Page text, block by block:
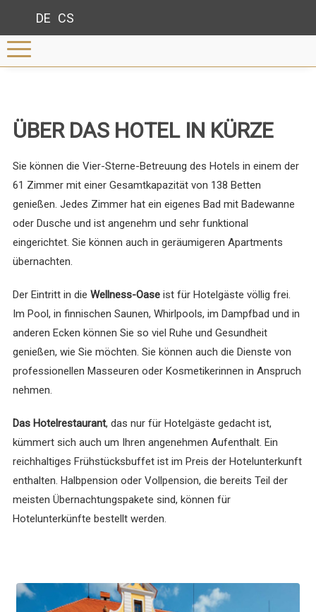
CS
DE
ÜBER DAS HOTEL IN KÜRZE
Sie können die Vier-Sterne-Betreuung des Hotels in einem der
61 Zimmer mit einer Gesamtkapazität von 138 Betten
genießen. Jedes Zimmer hat ein eigenes Bad mit Badewanne
oder Dusche und ist angenehm und sehr funktional
eingerichtet. Sie können auch in geräumigeren Apartments
übernachten.
Der Eintritt in die Wellness-Oaseist für Hotelgäste völlig frei.
Im Pool, in finnischen Saunen, Whirlpools, im Dampfbad und in
anderen Ecken können Sie so viel Ruhe und Gesundheit
genießen, wie Sie möchten. Sie können auch die Dienste von
professionellen Masseuren oder Kosmetikerinnen in Anspruch
nehmen.
Das Hotelrestaurant, das nur für Hotelgäste gedacht ist,
kümmert sich auch um Ihren angenehmen Aufenthalt. Ein
reichhaltiges Frühstücksbuffet ist im Preis der Hotelunterkunft
enthalten. Halbpension oder Vollpension, die bereits Teil der
meisten Übernachtungspakete sind, können für
Hotelunterkünfte bestellt werden.